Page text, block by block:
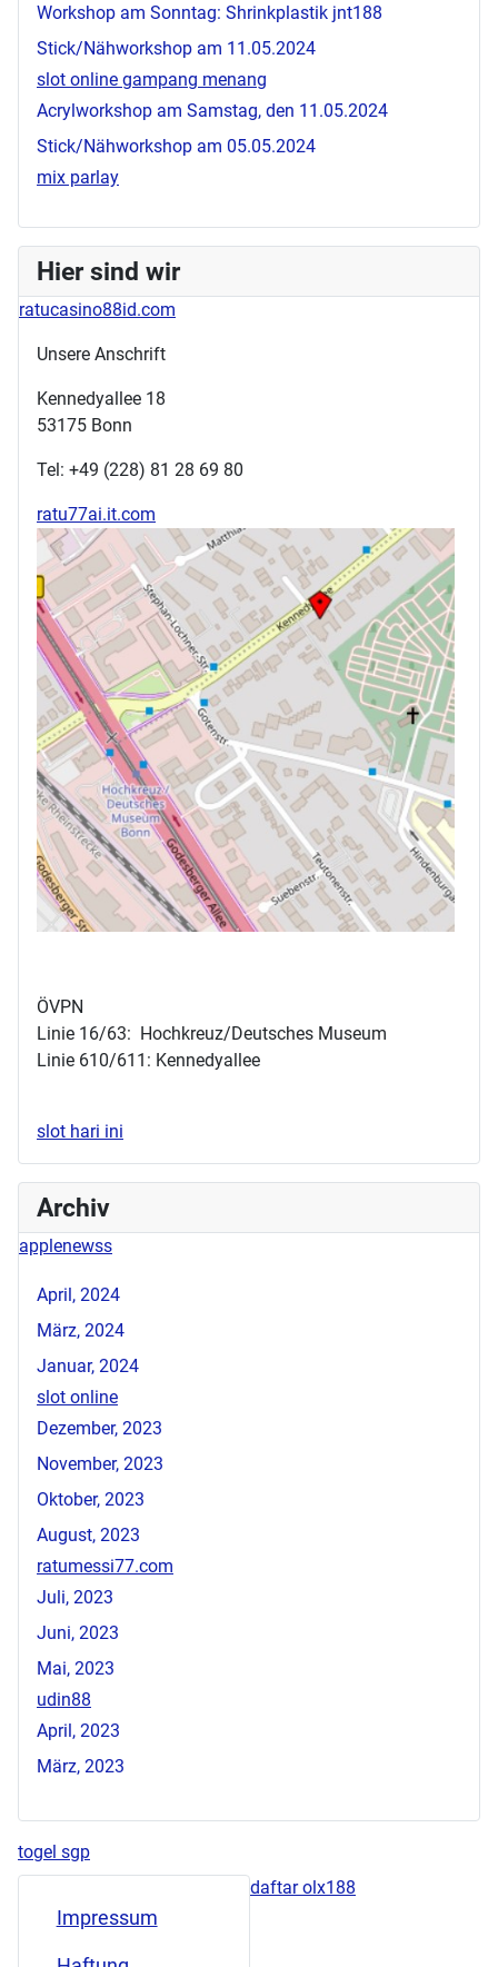
Workshop am Sonntag: Shrinkplastik jnt188
Stick/Nähworkshop am 11.05.2024
slot online gampang menang
Acrylworkshop am Samstag, den 11.05.2024
Stick/Nähworkshop am 05.05.2024
mix parlay
Hier sind wir
ratucasino88id.com
Unsere Anschrift
Kennedyallee 18
53175 Bonn
Tel: +49 (228) 81 28 69 80
ratu77ai.it.com
ÖVPN
Linie 16/63: Hochkreuz/Deutsches Museum
Linie 610/611: Kennedyallee
slot hari ini
Archiv
applenewss
April, 2024
März, 2024
Januar, 2024
slot online
Dezember, 2023
November, 2023
Oktober, 2023
August, 2023
ratumessi77.com
Juli, 2023
Juni, 2023
Mai, 2023
udin88
April, 2023
März, 2023
togel sgp
Impressum
daftar olx188